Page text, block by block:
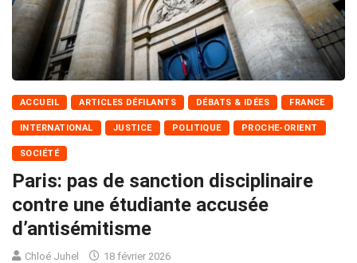
ACCUEIL ARTICLES DÉFILANTS DÉBATS & IDÉES FRANCE
INTERNATIONAL JUSTICE POLITIQUE PROCHE-ORIENT
SOCIÉTÉ
Paris: pas de sanction disciplinaire
contre une étudiante accusée
d’antisémitisme
Chloé Juhel 18 février 2026